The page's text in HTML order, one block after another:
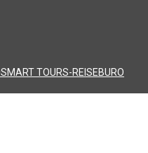
SMART TOURS-REISEBURO